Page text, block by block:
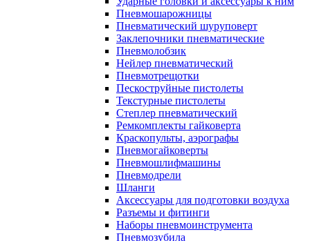
Пневмошарожницы
Пневматический шуруповерт
Заклепочники пневматические
Пневмолобзик
Нейлер пневматический
Пневмотрещотки
Пескоструйные пистолеты
Текстурные пистолеты
Степлер пневматический
Ремкомплекты гайковерта
Краскопульты, аэрографы
Пневмогайковерты
Пневмошлифмашины
Пневмодрели
Шланги
Аксессуары для подготовки воздуха
Разъемы и фитинги
Наборы пневмоинструмента
Пневмозубила